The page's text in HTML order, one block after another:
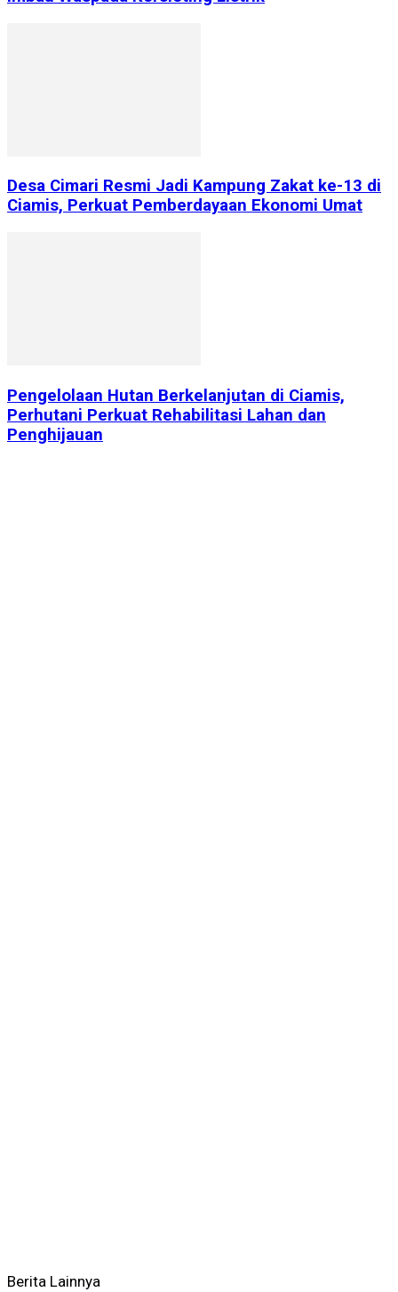
Desa Cimari Resmi Jadi Kampung Zakat ke-13 di
Ciamis, Perkuat Pemberdayaan Ekonomi Umat
Pengelolaan Hutan Berkelanjutan di Ciamis,
Perhutani Perkuat Rehabilitasi Lahan dan
Penghijauan
Berita Lainnya